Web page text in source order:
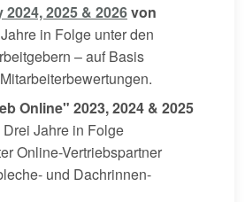
2025 & 2026von
in Folge unter den
– auf Basis
Online" 2023, 2024 & 2025
Drei Jahre in Folge
Online-Vertriebspartner
und Dachrinnen-